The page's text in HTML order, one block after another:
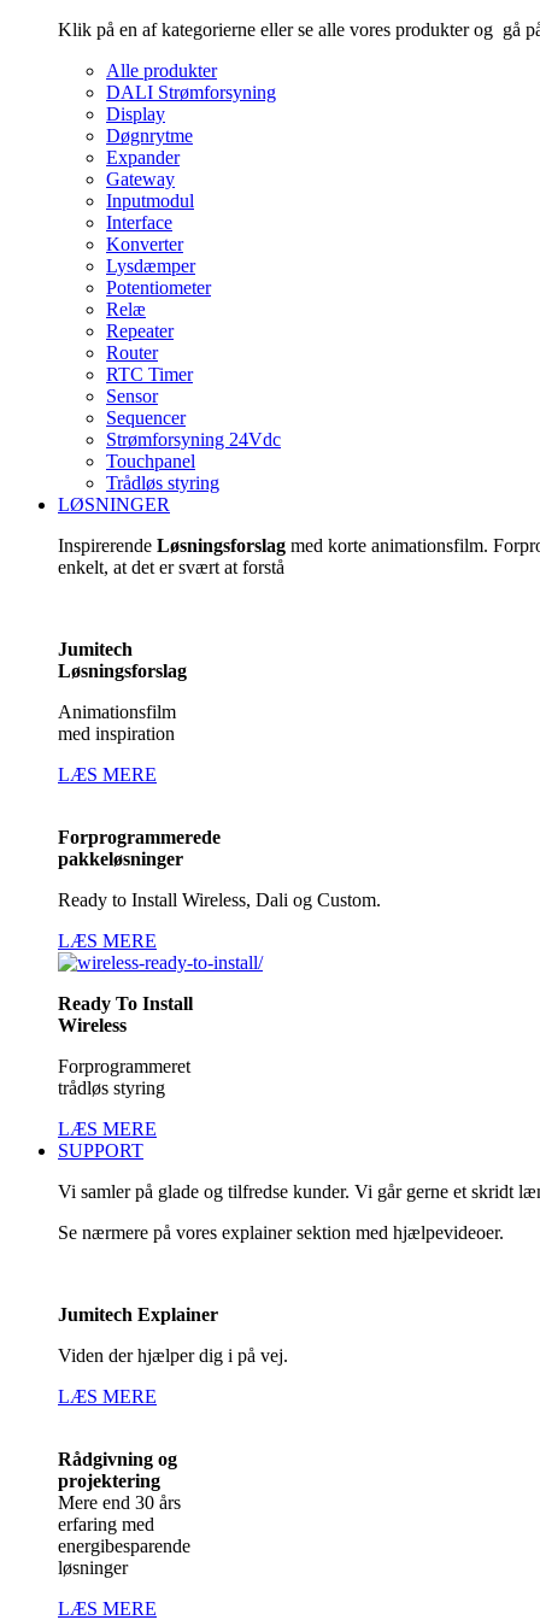
Klik på en af kategorierne eller se alle vores produkter og gå
Alle produkter
DALI Strømforsyning
Display
Døgnrytme
Expander
Gateway
Inputmodul
Interface
Konverter
Lysdæmper
Potentiometer
Relæ
Repeater
Router
RTC Timer
Sensor
Sequencer
Strømforsyning 24Vdc
Touchpanel
Trådløs styring
LØSNINGER
Inspirerende Løsningsforslag med korte animationsfilm.
enkelt, at det er svært at forstå
Jumitech
Løsningsforslag
Animationsfilm
med inspiration
LÆS MERE
Forprogrammerede
pakkeløsninger
Ready to Install Wireless, Dali og Custom.
LÆS MERE
Ready To Install
Wireless
Forprogrammeret
trådløs styring
LÆS MERE
SUPPORT
Vi samler på glade og tilfredse kunder. Vi går gerne et skridt
Se nærmere på vores explainer sektion med hjælpevideoer.
Jumitech Explainer
Viden der hjælper dig i på vej.
LÆS MERE
Rådgivning og
projektering
Mere end 30 års
erfaring med
energibesparende
løsninger
LÆS MERE